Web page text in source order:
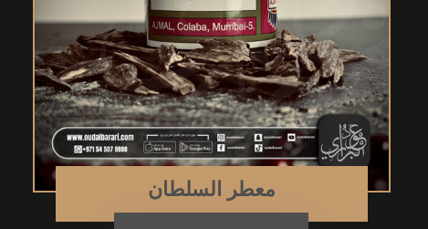
معطر السلطان